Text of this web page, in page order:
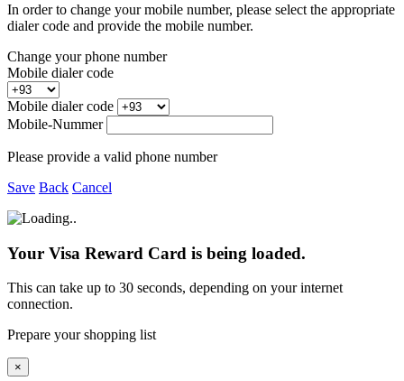
In order to change your mobile number, please select the appropriate
dialer code and provide the mobile number.
Change your phone number
Mobile dialer code
Mobile dialer code
Mobile-Nummer
Please provide a valid phone number
Save Back Cancel
Your Visa Reward Card is being loaded.
This can take up to 30 seconds, depending on your internet
connection.
Prepare your shopping list
×